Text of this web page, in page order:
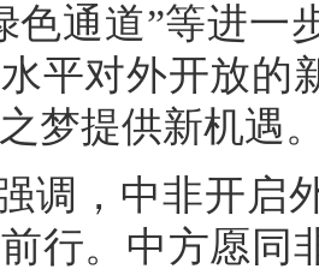
色通道”等进一
平对外开放的
梦提供新机遇
调，中非开启
行。中方愿同